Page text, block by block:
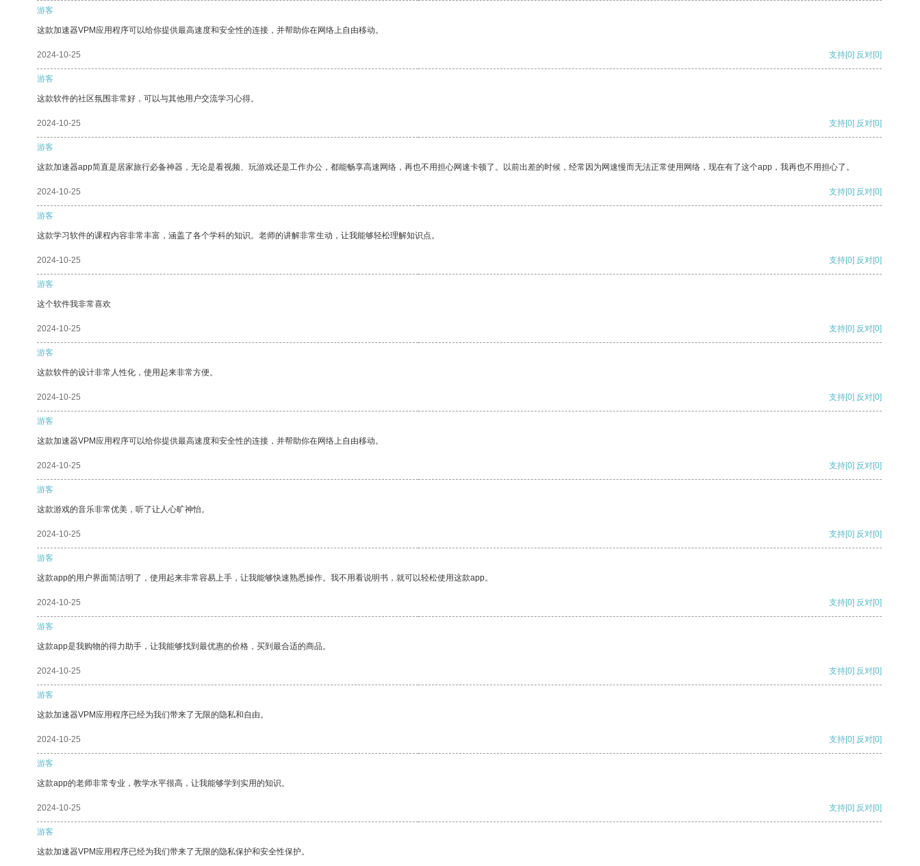
游客
这款加速器VPM应用程序可以给你提供最高速度和安全性的连接，并帮助你在网络上自由移动。
2024-10-25 支持[0] 反对[0]
游客
这款软件的社区氛围非常好，可以与其他用户交流学习心得。
2024-10-25 支持[0] 反对[0]
游客
这款加速器app简直是居家旅行必备神器，无论是看视频、玩游戏还是工作办公，都能畅享高速网络，再也不用担心网速卡顿了。以前出差的时候，经常因为网速慢而无法正常使用网络，现在有了这个app，我再也不用担心了。
2024-10-25 支持[0] 反对[0]
游客
这款学习软件的课程内容非常丰富，涵盖了各个学科的知识。老师的讲解非常生动，让我能够轻松理解知识点。
2024-10-25 支持[0] 反对[0]
游客
这个软件我非常喜欢
2024-10-25 支持[0] 反对[0]
游客
这款软件的设计非常人性化，使用起来非常方便。
2024-10-25 支持[0] 反对[0]
游客
这款加速器VPM应用程序可以给你提供最高速度和安全性的连接，并帮助你在网络上自由移动。
2024-10-25 支持[0] 反对[0]
游客
这款游戏的音乐非常优美，听了让人心旷神怡。
2024-10-25 支持[0] 反对[0]
游客
这款app的用户界面简洁明了，使用起来非常容易上手，让我能够快速熟悉操作。我不用看说明书，就可以轻松使用这款app。
2024-10-25 支持[0] 反对[0]
游客
这款app是我购物的得力助手，让我能够找到最优惠的价格，买到最合适的商品。
2024-10-25 支持[0] 反对[0]
游客
这款加速器VPM应用程序已经为我们带来了无限的隐私和自由。
2024-10-25 支持[0] 反对[0]
游客
这款app的老师非常专业，教学水平很高，让我能够学到实用的知识。
2024-10-25 支持[0] 反对[0]
游客
这款加速器VPM应用程序已经为我们带来了无限的隐私保护和安全性保护。